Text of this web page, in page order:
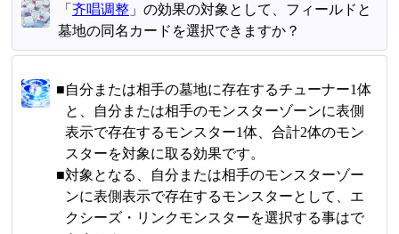
「 齐唱调整 」の効果の対象として、フィールドと
墓地の同名カードを選択できますか？
自分または相手の墓地に存在するチューナー1体
と、自分または相手のモンスターゾーンに表側
表示で存在するモンスター1体、合計2体のモン
スターを対象に取る効果です。
対象となる、自分または相手のモンスターゾー
ンに表側表示で存在するモンスターとして、エ
クシーズ・リンクモンスターを選択する事はで